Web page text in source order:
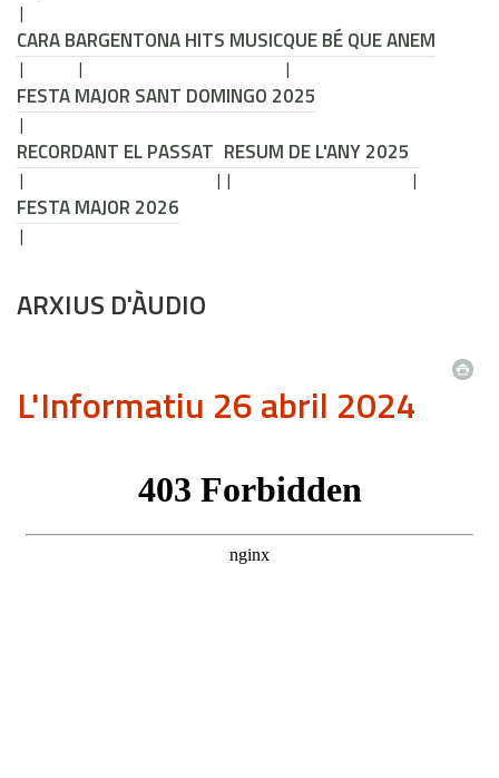
CARA BARGENTONA HITS MUSICQUE BÉ QUE ANEM
FESTA MAJOR SANT DOMINGO 2025
RECORDANT EL PASSAT RESUM DE L'ANY 2025
FESTA MAJOR 2026
ARXIUS D'ÀUDIO
L'Informatiu 26 abril 2024